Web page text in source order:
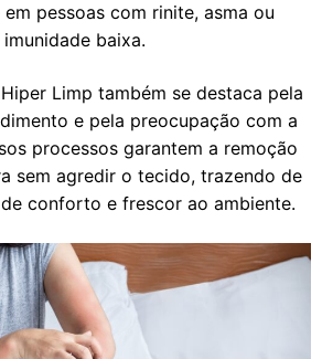
pessoas com rinite, asma ou
imunidade baixa.
Limp também se destaca pela
e pela preocupação com a
processos garantem a remoção
sem agredir o tecido, trazendo de
conforto e frescor ao ambiente.